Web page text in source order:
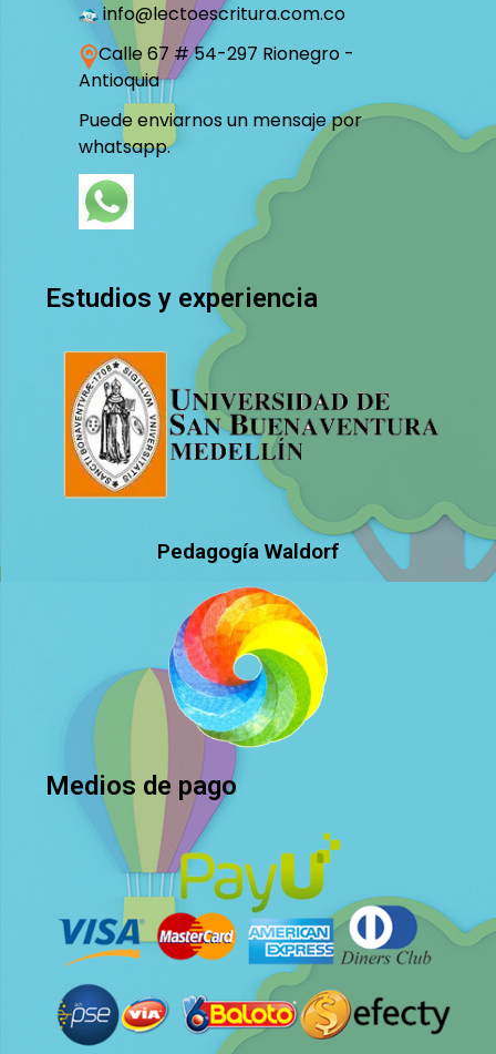
info@lectoescritura.com.co
Calle 67 # 54-297 Rionegro -
Antioquia
Puede enviarnos un mensaje por
whatsapp.
Estudios y experiencia
Pedagogía Waldorf
Medios de pago